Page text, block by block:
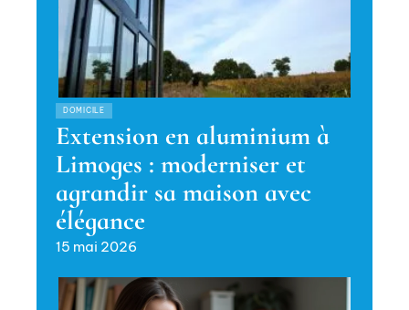
DOMICILE
Extension en aluminium à
Limoges : moderniser et
agrandir sa maison avec
élégance
15 mai 2026